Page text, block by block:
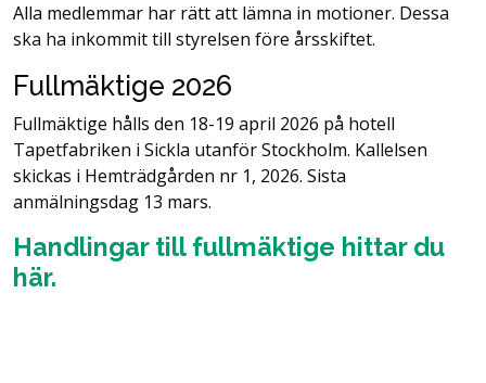
Alla medlemmar har rätt att lämna in motioner. Dessa
ska ha inkommit till styrelsen före årsskiftet.
Fullmäktige 2026
Fullmäktige hålls den 18-19 april 2026 på hotell
Tapetfabriken i Sickla utanför Stockholm. Kallelsen
skickas i Hemträdgården nr 1, 2026. Sista
anmälningsdag 13 mars.
Handlingar till fullmäktige hittar du
här.